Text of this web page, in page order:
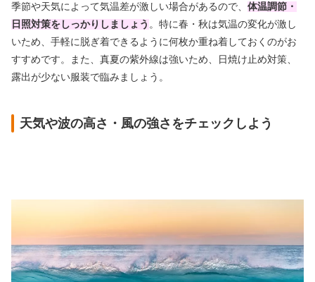
季節や天気によって気温差が激しい場合があるので、 体温調節・
日照対策をしっかりしましょう 。特に春・秋は気温の変化が激し
いため、手軽に脱ぎ着できるように何枚か重ね着しておくのがお
すすめです。また、真夏の紫外線は強いため、日焼け止め対策、
露出が少ない服装で臨みましょう。
天気や波の高さ・風の強さをチェックしよう